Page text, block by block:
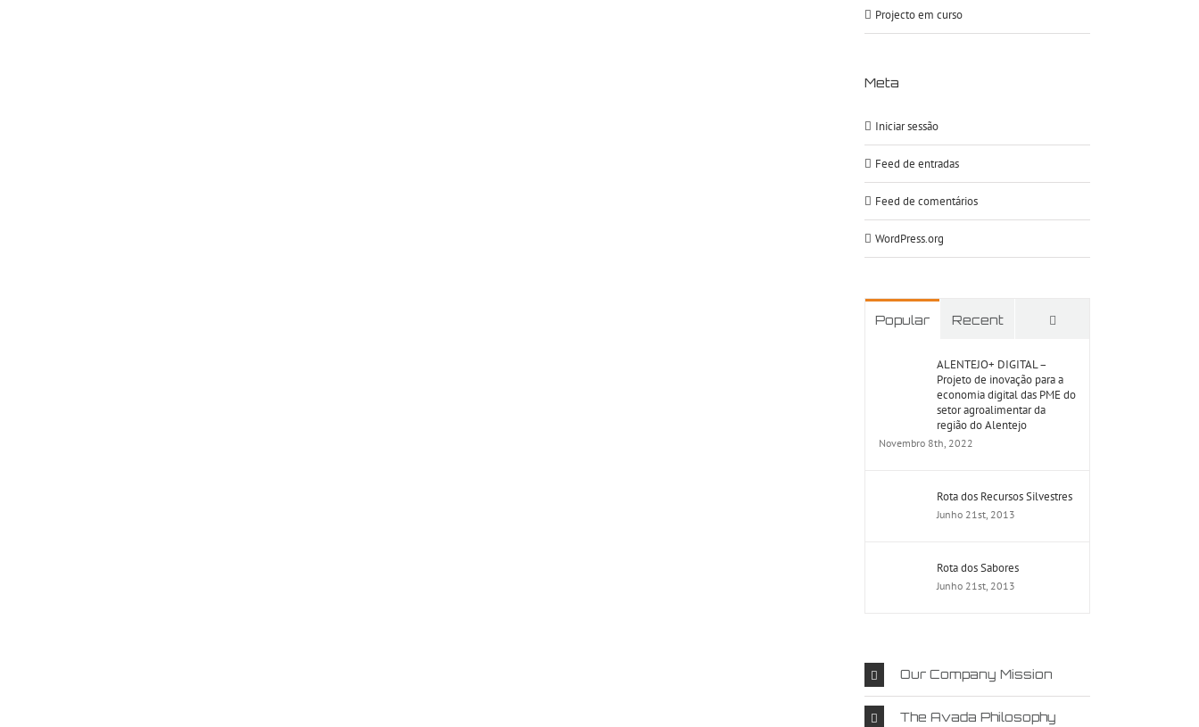
Projecto em curso
Meta
Iniciar sessão
Feed de entradas
Feed de comentários
WordPress.org
Popular Recent Comments
ALENTEJO+ DIGITAL –
Projeto de inovação para a
economia digital das PME do
setor agroalimentar da
região do Alentejo
Novembro 8th, 2022
Rota dos Recursos Silvestres
Junho 21st, 2013
Rota dos Sabores
Junho 21st, 2013
Our Company Mission
The Avada Philosophy